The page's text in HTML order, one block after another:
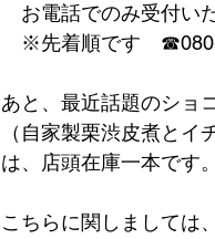
お電話でのみ受付い
※先着順です　
あと、最近話題のショ
（自家製栗渋皮煮とイ
は、店頭在庫一本です。
こちらに関しましては